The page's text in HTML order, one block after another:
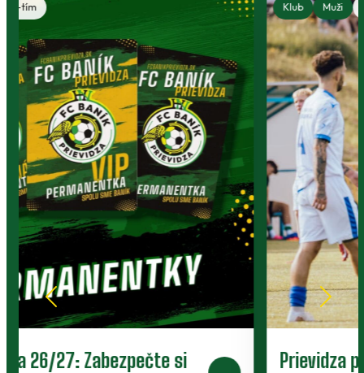
Klub
Prievidza postúpila do 2. kola pohára.